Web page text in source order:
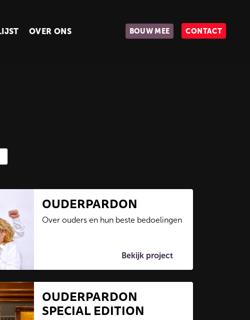
OVER ONS BOUW MEE CONTACT
OUDERPARDON
Over ouders en hun beste bedoelingen
Bekijk project
OUDERPARDON
SPECIAL EDITION